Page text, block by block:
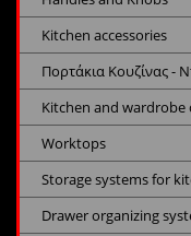
Kitchen accessories
Πορτάκια Κουζίνας -
Kitchen and wardrobe
Worktops
Storage systems for
Drawer organizing